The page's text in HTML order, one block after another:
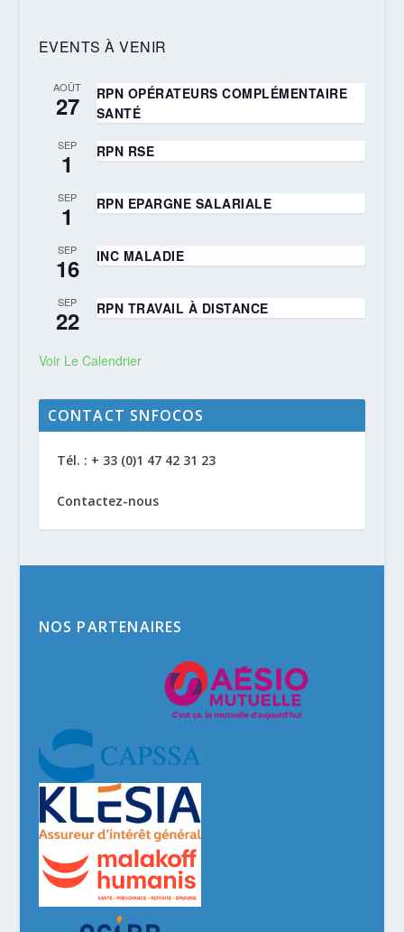
EVENTS À VENIR
AOÛT
27
RPN OPÉRATEURS COMPLÉMENTAIRE
SANTÉ
SEP
1 RPN RSE
SEP
1 RPN EPARGNE SALARIALE
SEP
16 INC MALADIE
SEP
22 RPN TRAVAIL À DISTANCE
Voir Le Calendrier
CONTACT SNFOCOS
Tél. : + 33 (0)1 47 42 31 23
Contactez-nous
NOS PARTENAIRES